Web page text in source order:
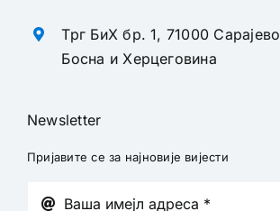
Трг БиХ бр. 1, 71000 Сарајево
Босна и Херцеговина
Newsletter
Пријавите се за најновије вијести